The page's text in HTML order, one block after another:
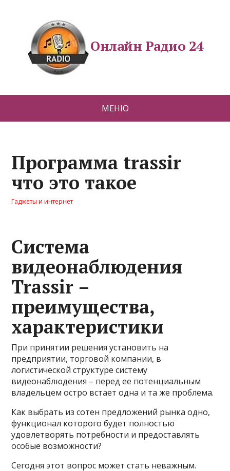
Онлайн Радио 24
МЕНЮ
Программа trassir
что это такое
Гаджеты и интернет
Система
видеонаблюдения
Trassir –
преимущества,
характеристики
При принятии решения установить на
предприятии, торговой компании, в
логистической структуре систему
видеонаблюдения – перед ее потенциальным
владельцем остро встает одна и та же проблема.
Как выбрать из сотен предложений рынка одно,
функционал которого будет полностью
удовлетворять потребности и предоставлять
особые возможности?
Сегодня этот вопрос может стать неважным.